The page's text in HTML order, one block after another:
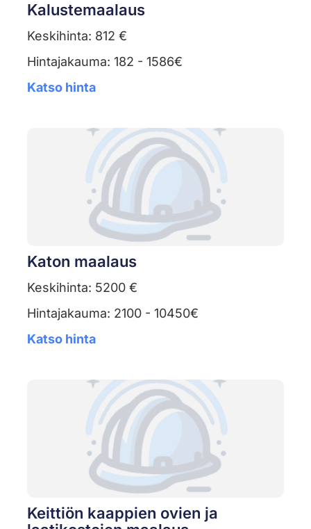
Kalustemaalaus
Keskihinta: 812 €
Hintajakauma: 182 - 1586€
Katso hinta
Katon maalaus
Keskihinta: 5200 €
Hintajakauma: 2100 - 10450€
Katso hinta
Keittiön kaappien ovien ja